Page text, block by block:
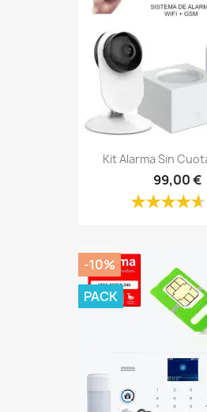
Kit Alarma Sin
99,00 €
-10%
PACK